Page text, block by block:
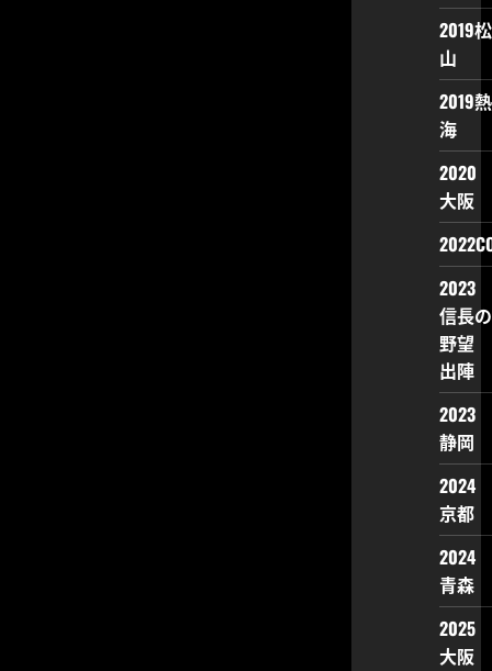
2019松
山
2019熱
海
2020
大阪
2023
信長の
野望
出陣
2023
静岡
2024
京都
2024
青森
2025
大阪